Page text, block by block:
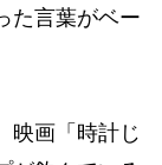
た言葉がベー
映画「時計じ